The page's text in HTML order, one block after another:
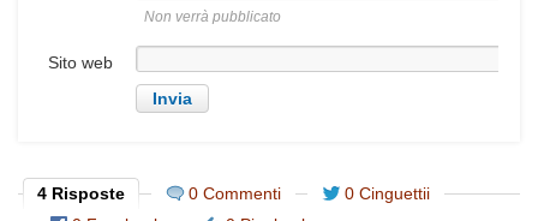
Non verrà pubblicato
Sito web
4 Risposte 0 Commenti
0 Cinguettii